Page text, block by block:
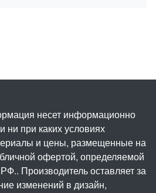
несет информационно
ни при каких условиях
и цены, размещенные на
офертой, определяемой
Производитель оставляет за
изменений в дизайн,